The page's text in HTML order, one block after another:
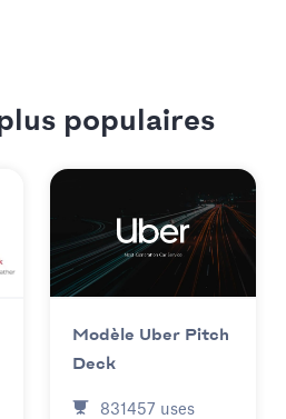
populaires
Modèle Uber Pitch
Deck
831457 uses